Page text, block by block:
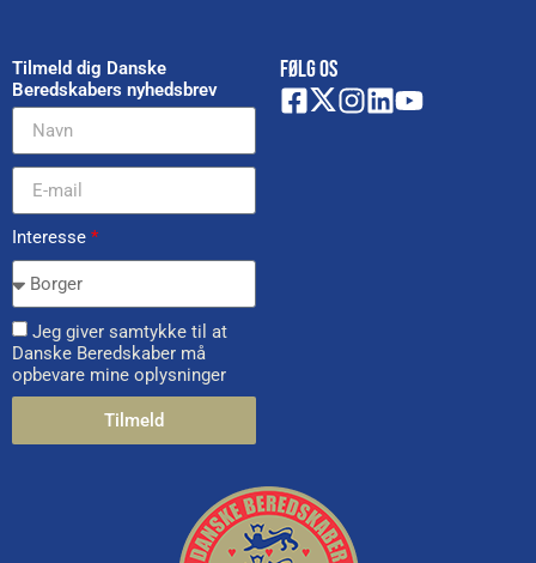
Tilmeld dig Danske
Beredskabers nyhedsbrev
Interesse *
Jeg giver samtykke til at
Danske Beredskaber må
opbevare mine oplysninger
Tilmeld
FØLG OS